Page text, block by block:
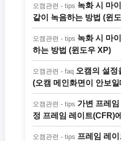
오캠관련 - tips 녹화 시 마
같이 녹음하는 방법 (윈
오캠관련 - tips 녹화 시 마
하는 방법 (윈도우 XP)
오캠관련 - faq 오캠의 설정
(오캠 메인화면이 안보일
오캠관련 - tips 가변 프레
정 프레임 레이트(CFR)
오캠관련 - tips 프레임 레